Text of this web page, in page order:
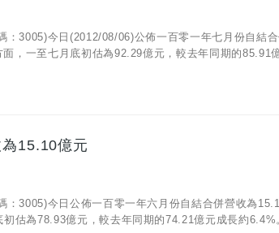
：3005)今日(2012/08/06)公佈一百零一年七月份自結
，一至七月底初估為92.29億元，較去年同期的85.91
15.10億元
：3005)今日公佈一百零一年六月份自結合併營收為
估為78.93億元，較去年同期的74.21億元成長約6.4%